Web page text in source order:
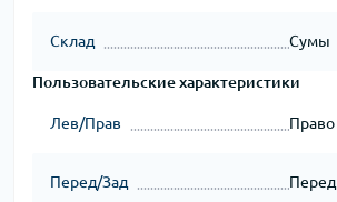
Склад Сумы
Пользовательские характеристики
Лев/Прав Право
Перед/Зад Перед